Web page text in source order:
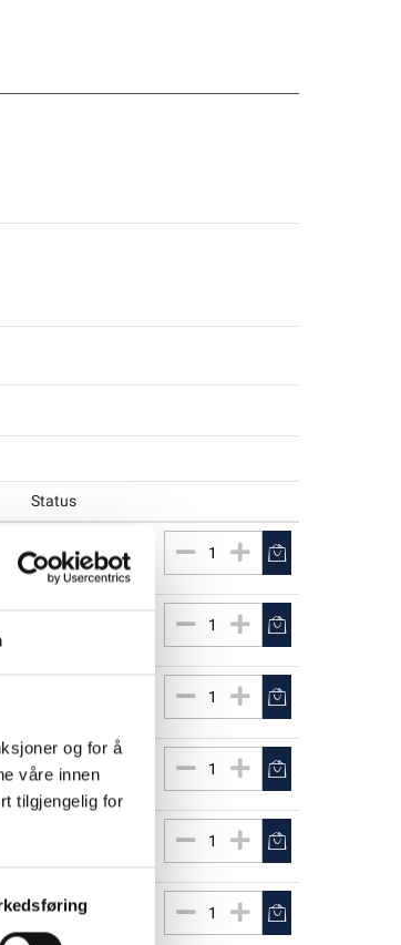
og for å
våre innen
tilgjengelig for
Status
1 Pk På lager
7 Pk På lager
5 Pk